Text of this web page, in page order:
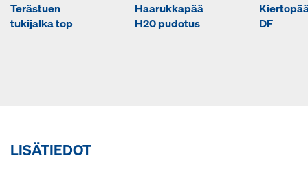
Terästuen
tukijalka top
Haarukkapää
H20 pudotus
DF
LISÄTIEDOT